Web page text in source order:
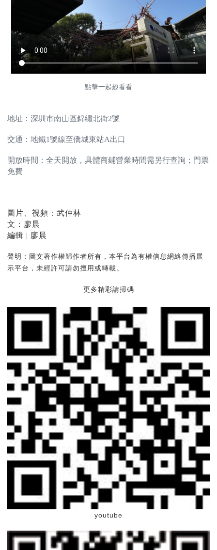
點擊一起趣看看
地址：深圳市南山區錦繡北街2號
交通：地鐵1號線至僑城東站A出口
開放時間：全天開放，具體商鋪營業時間需另行查詢；門票
免費
圖片、視頻：武仲林
文：廖晨
編輯 | 廖晨
聲明：圖文著作權歸作者所有，本平台為有權信息網絡傳播展
示平台，未經許可請勿擅用或轉載。
更多精彩請掃碼
youtube